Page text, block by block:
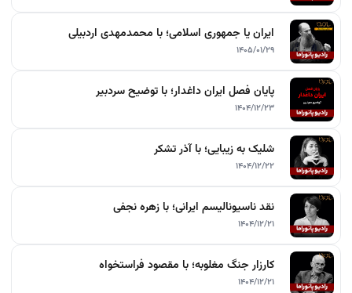
ایران یا جمهوری اسلامی؛ با محمدمهدی اردبیلی
۱۴۰۵/۰۱/۲۹
پایان فصل ایران داغدار؛ با توضیح سردبیر
۱۴۰۴/۱۲/۲۳
شلیک به زیبایی؛ با آذر تشکر
۱۴۰۴/۱۲/۲۲
نقد ناسیونالیسم ایرانی؛ با زهره نجفی
۱۴۰۴/۱۲/۲۱
کارزار جنگ مغلوبه؛ با مقصود فراستخواه
۱۴۰۴/۱۲/۲۱